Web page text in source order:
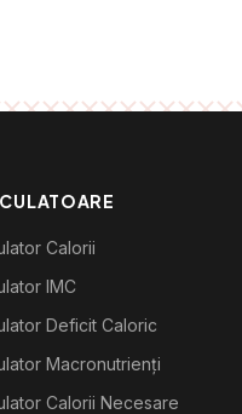
Calorii
IMC
Deficit Caloric
Macronutrienți
Calorii Necesare